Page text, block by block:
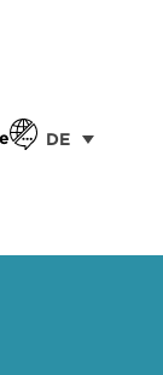
DE